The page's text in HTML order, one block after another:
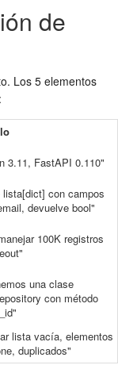
de
Los 5 elementos
3.11, FastAPI 0.110"
lista[dict] con campos
devuelve bool"
100K registros
una clase
con método
lista vacía, elementos
duplicados"